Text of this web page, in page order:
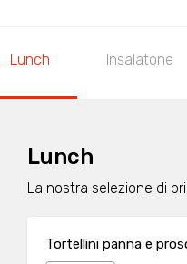
Lunch Insalatone
Lunch
La nostra selezione di
Tortellini panna e